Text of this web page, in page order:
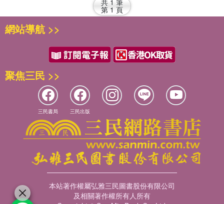
共 1 筆
第 1 頁
網站導航 >>
聚焦三民 >>
三民書局 三民出版
本站著作權屬弘雅三民圖書股份有限公司
及相關著作權所有人所有